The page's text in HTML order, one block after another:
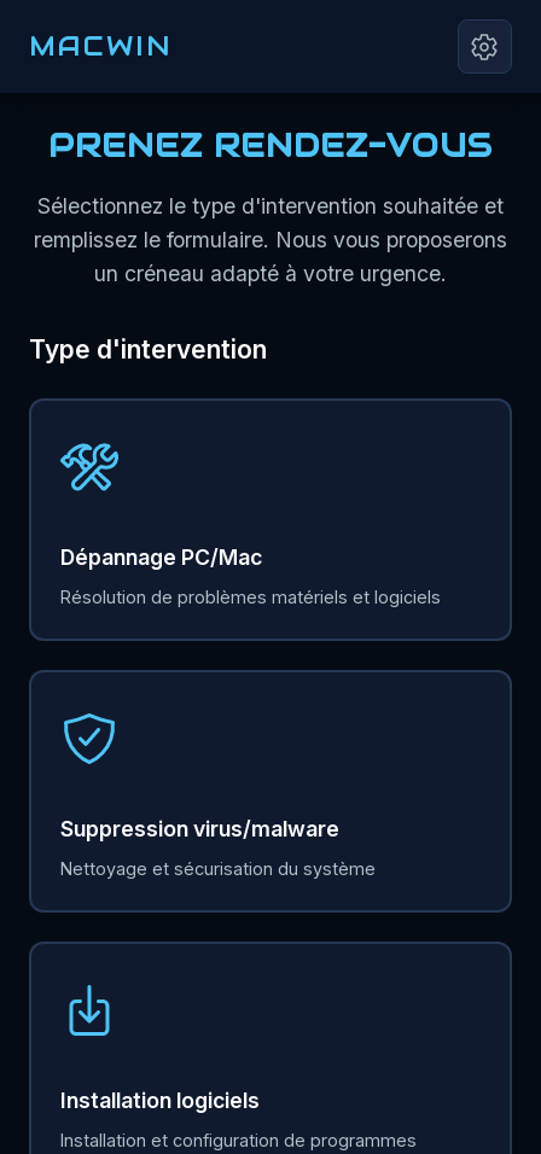
MACWIN
PRENEZ RENDEZ-VOUS
Sélectionnez le type d'intervention souhaitée et
remplissez le formulaire. Nous vous proposerons
un créneau adapté à votre urgence.
Type d'intervention
Dépannage PC/Mac
Résolution de problèmes matériels et logiciels
Suppression virus/malware
Nettoyage et sécurisation du système
Installation logiciels
Installation et configuration de programmes